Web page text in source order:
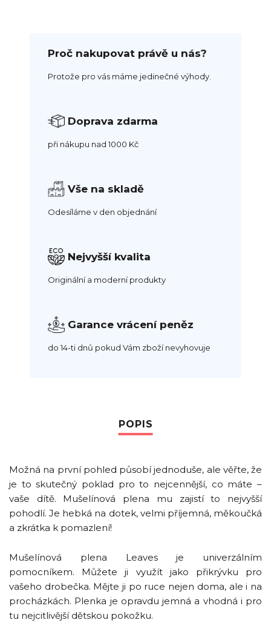
Proč nakupovat právě u nás?
Protože pro vás máme jedinečné výhody.
Doprava zdarma
při nákupu nad 1000 Kč
Vše na skladě
Odesíláme v den objednání
Nejvyšší kvalita
Originální a moderní produkty
Garance vrácení peněz
do 14-ti dnů pokud Vám zboží nevyhovuje
Možná na první pohled působí jednoduše, ale věřte, že
je to skutečný poklad pro to nejcennější, co máte –
vaše dítě. Mušelínová plena mu zajistí to nejvyšší
pohodlí. Je hebká na dotek, velmi příjemná, měkoučká
a zkrátka k pomazlení!
Mušelínová plena Leaves je univerzálním
pomocníkem. Můžete ji využít jako přikrývku pro
vašeho drobečka. Mějte ji po ruce nejen doma, ale i na
procházkách. Plenka je opravdu jemná a vhodná i pro
tu nejcitlivější dětskou pokožku.